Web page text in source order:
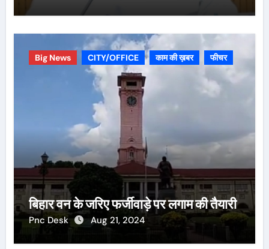
Big News CITY/OFFICE काम की ख़बर फीचर
बिहार वन के जरिए फर्जीवाड़े पर लगाम की तैयारी
Pnc Desk Aug 21, 2024